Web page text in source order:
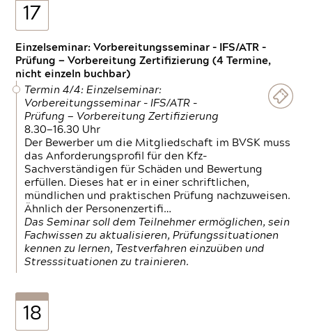
17
Einzelseminar: Vorbereitungsseminar - IFS/ATR -
Prüfung — Vorbereitung Zertifizierung (4 Termine,
nicht einzeln buchbar)
Termin 4/4: Einzelseminar:
Vorbereitungsseminar - IFS/ATR -
Prüfung — Vorbereitung Zertifizierung
8.30—16.30 Uhr
Der Bewerber um die Mitgliedschaft im BVSK muss
das Anforderungsprofil für den Kfz-
Sachverständigen für Schäden und Bewertung
erfüllen. Dieses hat er in einer schriftlichen,
mündlichen und praktischen Prüfung nachzuweisen.
Ähnlich der Personenzertifi…
Das Seminar soll dem Teilnehmer ermöglichen, sein
Fachwissen zu aktualisieren, Prüfungssituationen
kennen zu lernen, Testverfahren einzuüben und
Stresssituationen zu trainieren.
18